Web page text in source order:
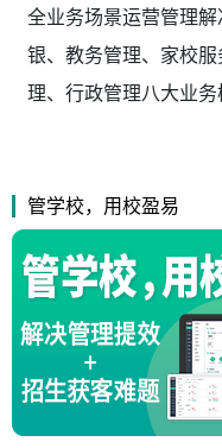
全业务场景运营管理
银、教务管理、家校
理、行政管理八大业务
管学校，用校盈易